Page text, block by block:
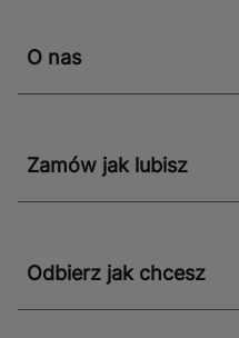
O nas
Zamów jak lubisz
Odbierz jak chcesz